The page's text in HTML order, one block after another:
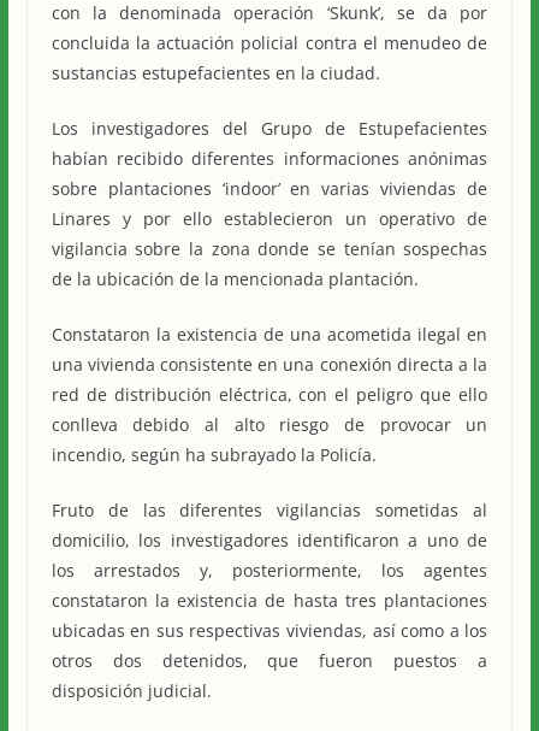
con la denominada operación ‘Skunk’, se da por
concluida la actuación policial contra el menudeo de
sustancias estupefacientes en la ciudad.
Los investigadores del Grupo de Estupefacientes
habían recibido diferentes informaciones anónimas
sobre plantaciones ‘indoor’ en varias viviendas de
Linares y por ello establecieron un operativo de
vigilancia sobre la zona donde se tenían sospechas
de la ubicación de la mencionada plantación.
Constataron la existencia de una acometida ilegal en
una vivienda consistente en una conexión directa a la
red de distribución eléctrica, con el peligro que ello
conlleva debido al alto riesgo de provocar un
incendio, según ha subrayado la Policía.
Fruto de las diferentes vigilancias sometidas al
domicilio, los investigadores identificaron a uno de
los arrestados y, posteriormente, los agentes
constataron la existencia de hasta tres plantaciones
ubicadas en sus respectivas viviendas, así como a los
otros dos detenidos, que fueron puestos a
disposición judicial.